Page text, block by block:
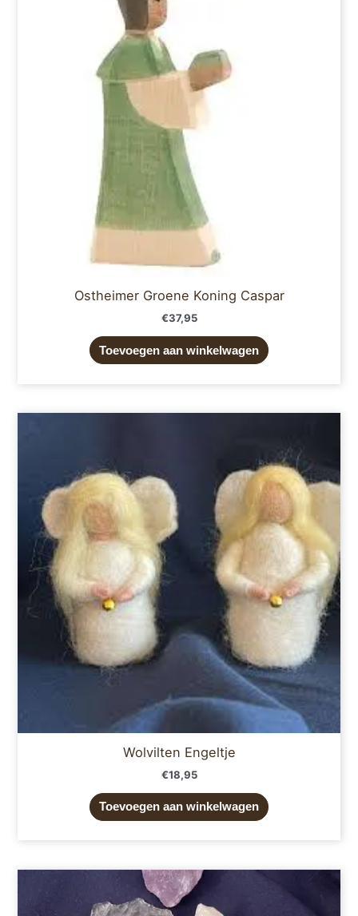
Ostheimer Groene Koning Caspar
€37,95
Toevoegen aan winkelwagen
Wolvilten Engeltje
€18,95
Toevoegen aan winkelwagen